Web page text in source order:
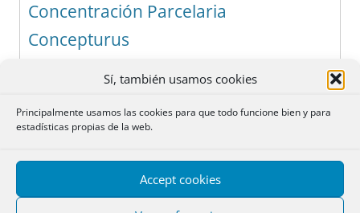
Sí, también usamos cookies
Principalmente usamos las cookies para que todo funcione bien y para
estadísticas propias de la web.
Accept cookies
Concentración Parcelaria
Concepturus
Concurso de Acreedores
Confusión de Derechos